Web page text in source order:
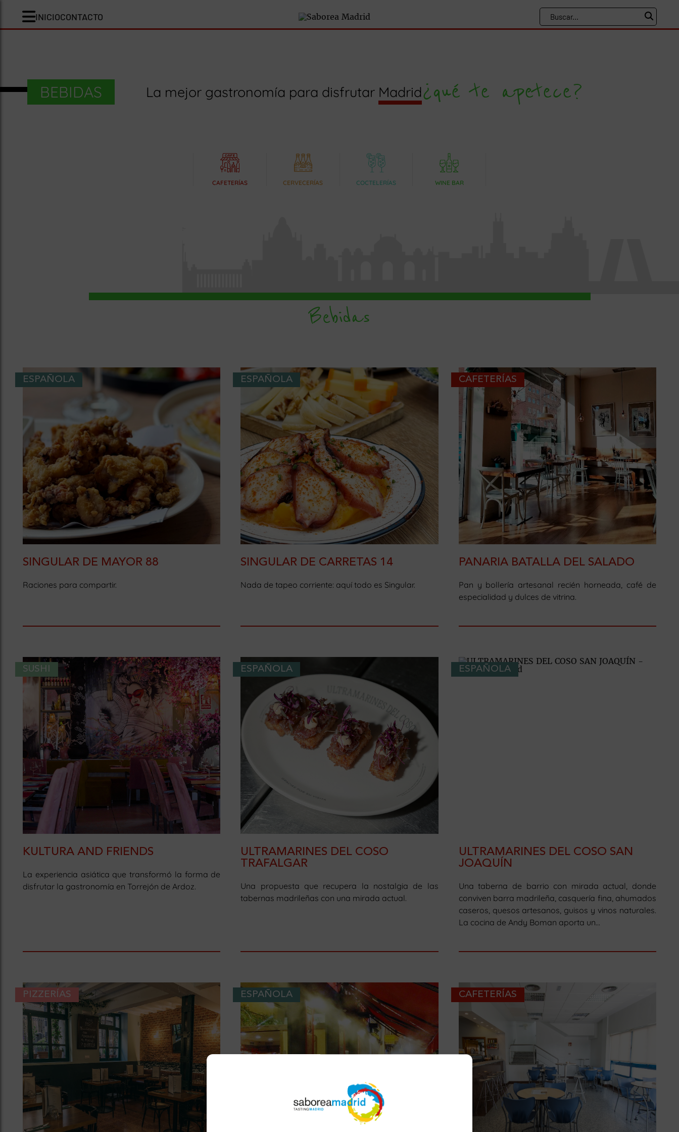
INICIOCONTACTO
BEBIDAS La mejor gastronomía para disfrutar Madrid¿qué te apetece?
CAFETERÍAS CERVECERÍAS COCTELERÍAS WINE BAR
Bebidas
ESPAÑOLA
SINGULAR DE MAYOR 88
Raciones para compartir.
ESPAÑOLA
SINGULAR DE CARRETAS 14
Nada de tapeo corriente: aquí todo es Singular.
CAFETERÍAS
PANARIA BATALLA DEL SALADO
Pan y bollería artesanal recién horneada, café de
especialidad y dulces de vitrina.
SUSHI
KULTURA AND FRIENDS
La experiencia asiática que transformó la forma de
disfrutar la gastronomía en Torrejón de Ardoz.
ESPAÑOLA
ULTRAMARINES DEL COSO
TRAFALGAR
Una propuesta que recupera la nostalgia de las
tabernas madrileñas con una mirada actual.
ESPAÑOLA
ULTRAMARINES DEL COSO SAN
JOAQUÍN
Una taberna de barrio con mirada actual, donde
conviven barra madrileña, casquería fina, ahumados
caseros, quesos artesanos, guisos y vinos naturales.
La cocina de Andy Boman aporta un...
PIZZERÍAS ESPAÑOLA CAFETERÍAS